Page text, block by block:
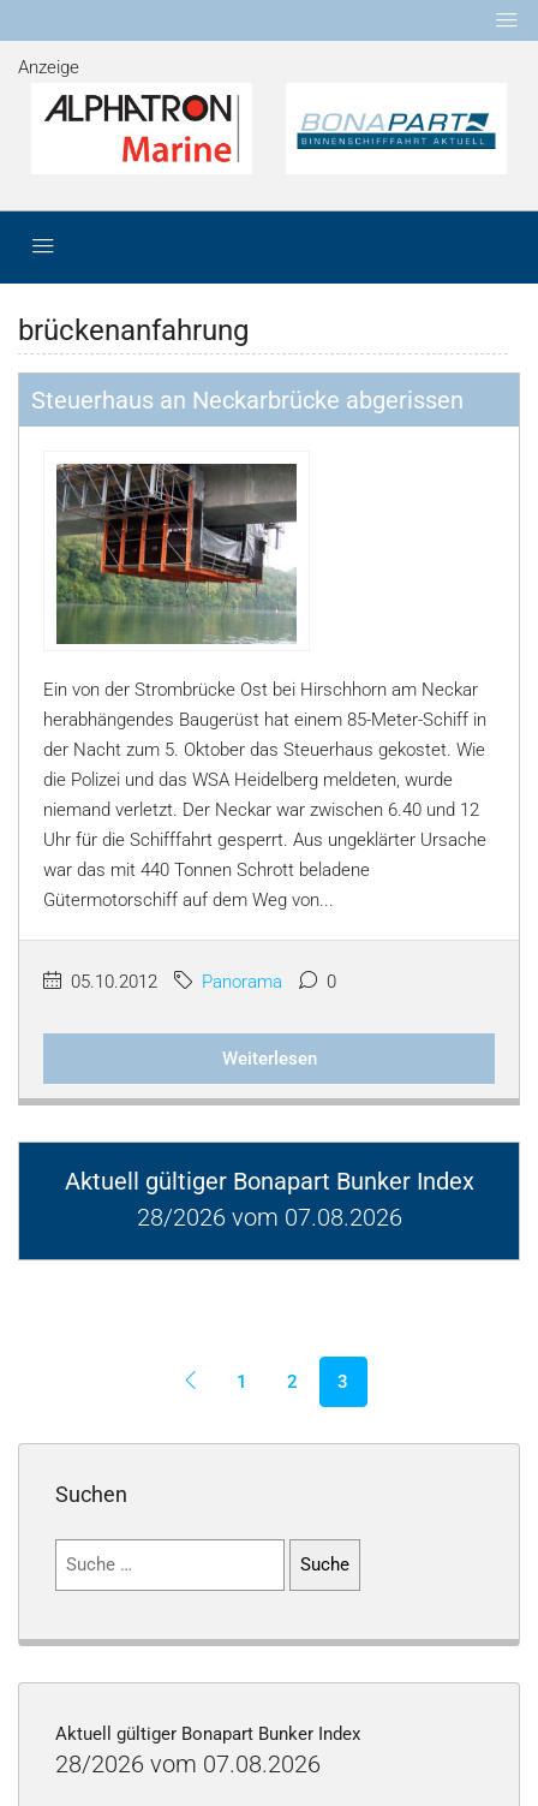
Anzeige
brückenanfahrung
Steuerhaus an Neckarbrücke abgerissen
Ein von der Strombrücke Ost bei Hirschhorn am Neckar
herabhängendes Baugerüst hat einem 85-Meter-Schiff in
der Nacht zum 5. Oktober das Steuerhaus gekostet. Wie
die Polizei und das WSA Heidelberg meldeten, wurde
niemand verletzt. Der Neckar war zwischen 6.40 und 12
Uhr für die Schifffahrt gesperrt. Aus ungeklärter Ursache
war das mit 440 Tonnen Schrott beladene
Gütermotorschiff auf dem Weg von...
05.10.2012 Panorama 0
Weiterlesen
Aktuell gültiger Bonapart Bunker Index
28/2026 vom 07.08.2026
1 2 3
Suchen
Suchen
Aktuell gültiger Bonapart Bunker Index
28/2026 vom 07.08.2026